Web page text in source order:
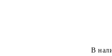
В